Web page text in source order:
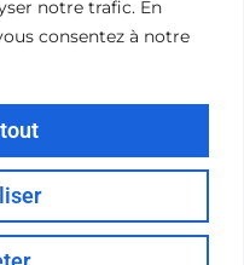
notre trafic. En
consentez à notre
77500 CHELLES
8h à 17h
par